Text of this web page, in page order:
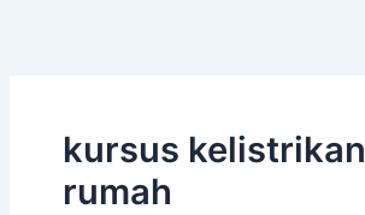
kursus kelistrikan
rumah